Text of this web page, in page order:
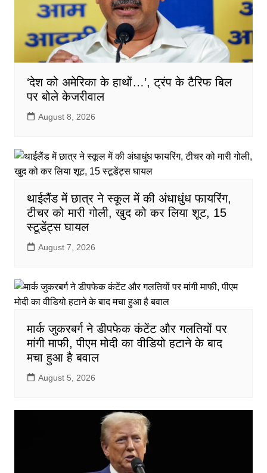
‘देश को अमेरिका के हाथों…’, ट्रंप के टैरिफ बिल
पर बोले केजरीवाल
August 8, 2026
थाईलैंड में छात्र ने स्कूल में की अंधाधुंध फायरिंग,
टीचर को मारी गोली, खुद को कर लिया शूट, 15
स्टूडेंट्स घायल
August 7, 2026
मार्क जुकरबर्ग ने डीपफेक कंटेंट और गलतियों पर
मांगी माफी, पीएम मोदी का वीडियो हटाने के बाद
मचा हुआ है बवाल
August 5, 2026